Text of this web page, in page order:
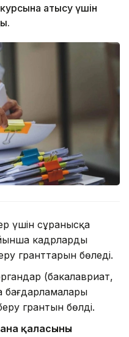
қатысу үшін
үшін сұранысқа
кадрларды
гранттарын бөледі.
(бакалавриат,
бағдарламалары
грантын бөлді.
қаласының